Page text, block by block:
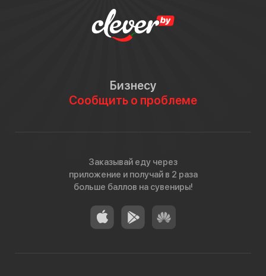
Бизнесу
Сообщить о проблеме
Заказывай еду через
приложение и получай в 2 раза
больше баллов на сувениры!